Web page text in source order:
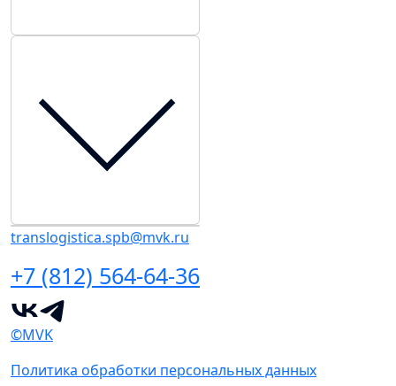
translogistica.spb@mvk.ru
+7 (812) 564-64-36
©MVK
Политика обработки персональных данных